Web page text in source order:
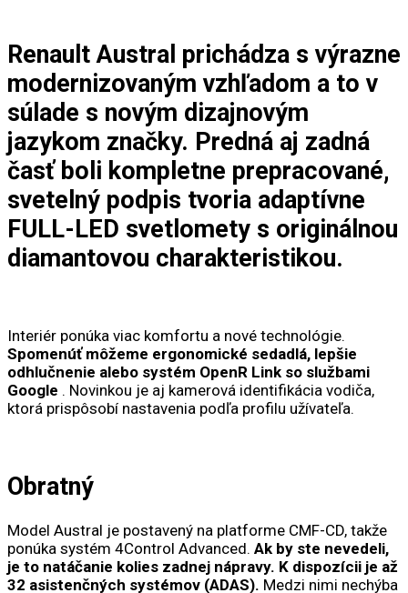
Renault Austral prichádza s výrazne
modernizovaným vzhľadom a to v
súlade s novým dizajnovým
jazykom značky. Predná aj zadná
časť boli kompletne prepracované,
svetelný podpis tvoria adaptívne
FULL-LED svetlomety s originálnou
diamantovou charakteristikou.
Interiér ponúka viac komfortu a nové technológie.
Spomenúť môžeme ergonomické sedadlá, lepšie
odhlučnenie alebo systém OpenR Link so službami
Google . Novinkou je aj kamerová identifikácia vodiča,
ktorá prispôsobí nastavenia podľa profilu užívateľa.
Obratný
Model Austral je postavený na platforme CMF-CD, takže
ponúka systém 4Control Advanced. Ak by ste nevedeli,
je to natáčanie kolies zadnej nápravy. K dispozícii je až
32 asistenčných systémov (ADAS). Medzi nimi nechýba